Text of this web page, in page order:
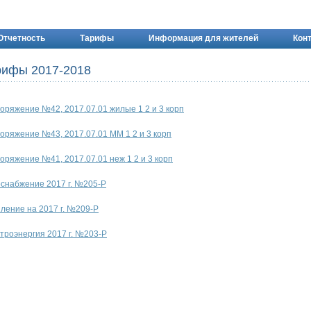
Тарифы Информация для жителей
2017-2018
№42, 2017.07.01 жилые 1 2 и 3 корп
№43, 2017.07.01 ММ 1 2 и 3 корп
№41, 2017.07.01 неж 1 2 и 3 корп
2017 г. №205-Р
на 2017 г. №209-Р
2017 г. №203-Р